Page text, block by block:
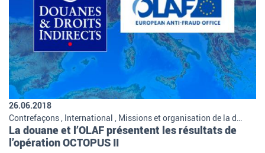
26.06.2018
La douane et l’OLAF présentent les résultats de
l’opération OCTOPUS II